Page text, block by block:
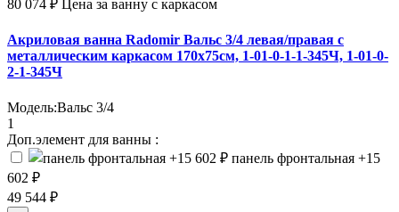
80 074 ₽ Цена за ванну с каркасом
Акриловая ванна Radomir Вальс 3/4 левая/правая с
металлическим каркасом 170х75см, 1-01-0-1-1-345Ч, 1-01-0-
2-1-345Ч
Модель:Вальс 3/4
1
Доп.элемент для ванны :
панель фронтальная +15
602 ₽
49 544 ₽